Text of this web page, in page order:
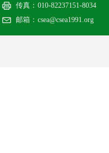
传真： 010-82237151-8034
邮箱： csea@csea1991.org